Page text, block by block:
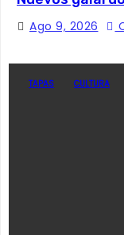
Ago 9, 2026
TAPAS CULTURA